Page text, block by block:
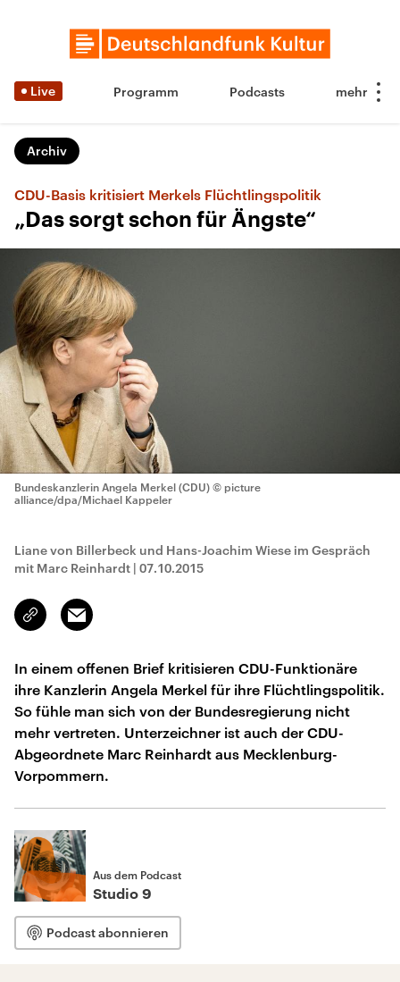
Live Programm Podcasts
Archiv
CDU-Basis kritisiert Merkels Flüchtlingspolitik
„Das sorgt schon für Ängste“
Bundeskanzlerin Angela Merkel (CDU) © picture
alliance/dpa/Michael Kappeler
Liane von Billerbeck und Hans-Joachim Wiese im Gespräch
mit Marc Reinhardt | 07.10.2015
Link
kopieren/teilen
Email
In einem offenen Brief kritisieren CDU-Funktionäre
ihre Kanzlerin Angela Merkel für ihre Flüchtlingspolitik.
So fühle man sich von der Bundesregierung nicht
mehr vertreten. Unterzeichner ist auch der CDU-
Abgeordnete Marc Reinhardt aus Mecklenburg-
Vorpommern.
Aus dem Podcast
Studio 9
Podcast abonnieren